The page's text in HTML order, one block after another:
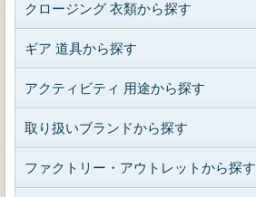
クロージング 衣類から探す
ギア 道具から探す
アクティビティ 用途から探す
取り扱いブランドから探す
ファクトリー・アウトレットから探す